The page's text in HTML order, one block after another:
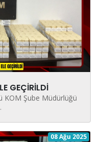
GEÇİRİLDİ
KOM Şube Müdürlüğü
08 Ağu 2025